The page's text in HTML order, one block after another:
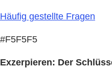
Häufig gestellte Fragen
#F5F5F5
Exzerpieren: Der